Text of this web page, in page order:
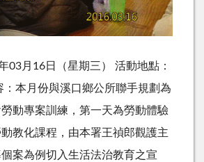
03月16日（星期三） 活動地點：
：本月份與溪口鄉公所聯手規劃為
動專案訓練，第一天為勞動體驗
教化課程，由本署王禎郎觀護主
案為例切入生活法治教育之宣